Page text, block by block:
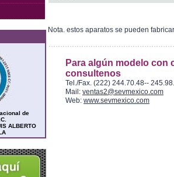
de
ALBERTO
Nota. estos aparatos se pueden
Para algún modelo con
consultenos
Tel./Fax. (222) 244.70.48--
Mail: ventas2@sevmexico.com
Web: www.sevmexico.com